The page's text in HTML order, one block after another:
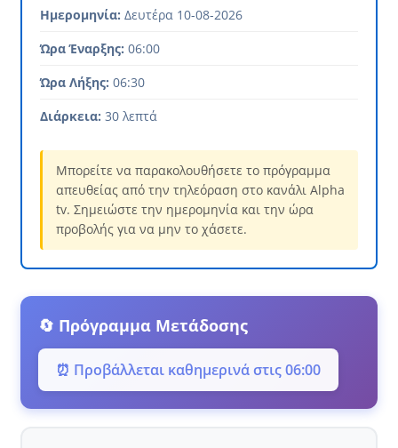
Ημερομηνία: Δευτέρα 10-08-2026
Ώρα Έναρξης: 06:00
Ώρα Λήξης: 06:30
Διάρκεια: 30 λεπτά
Μπορείτε να παρακολουθήσετε το πρόγραμμα
απευθείας από την τηλεόραση στο κανάλι Alpha
tv. Σημειώστε την ημερομηνία και την ώρα
προβολής για να μην το χάσετε.
🔄 Πρόγραμμα Μετάδοσης
⏰ Προβάλλεται καθημερινά στις 06:00